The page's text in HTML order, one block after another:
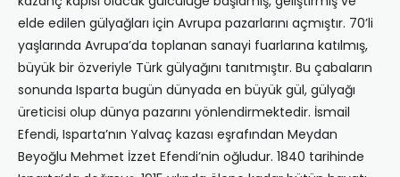
elde edilen gülyağları için Avrupa pazarlarını açmıştır. 70’li
yaşlarında Avrupa’da toplanan sanayi fuarlarına katılmış,
büyük bir özveriyle Türk gülyağını tanıtmıştır. Bu çabaların
sonunda Isparta bugün dünyada en büyük gül, gülyağı
üreticisi olup dünya pazarını yönlendirmektedir. İsmail
Efendi, Isparta’nın Yalvaç kazası eşrafından Meydan
Beyoğlu Mehmet İzzet Efendi’nin oğludur. 1840 tarihinde